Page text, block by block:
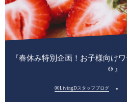
『春休み特別企画！お子様向け
☺』
00LivingDスタッフブログ